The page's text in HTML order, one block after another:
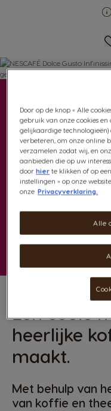
Ervaar
nieuwe
De Infinissima
jouw keuken.
modern ontwerp
bediening (en
watertank) heb
om jouw
te creëren.
Een coole
heerlijke
maakt.
Met behulp van
van koffie en
Door op de knop « Alle
gebruik van onze cookies
gelijkaardige
verbeteren, om onze online
verzamelen zodat wij, en
aanbieden die op uw
doorhier te klikken of op
instellingen » op onze
onze Privacyverklaring.
Alle